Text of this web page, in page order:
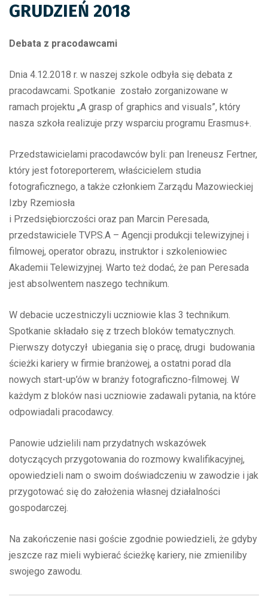
GRUDZIEŃ 2018
Debata z pracodawcami
Dnia 4.12.2018 r. w naszej szkole odbyła się debata z
pracodawcami. Spotkanie zostało zorganizowane w
ramach projektu „A grasp of graphics and visuals”, który
nasza szkoła realizuje przy wsparciu programu Erasmus+.
Przedstawicielami pracodawców byli: pan Ireneusz Fertner,
który jest fotoreporterem, właścicielem studia
fotograficznego, a także członkiem Zarządu Mazowieckiej
Izby Rzemiosła
i Przedsiębiorczości oraz pan Marcin Peresada,
przedstawiciele TVP.S.A – Agencji produkcji telewizyjnej i
filmowej, operator obrazu, instruktor i szkoleniowiec
Akademii Telewizyjnej. Warto też dodać, że pan Peresada
jest absolwentem naszego technikum.
W debacie uczestniczyli uczniowie klas 3 technikum.
Spotkanie składało się z trzech bloków tematycznych.
Pierwszy dotyczył ubiegania się o pracę, drugi budowania
ścieżki kariery w firmie branżowej, a ostatni porad dla
nowych start-up’ów w branży fotograficzno-filmowej. W
każdym z bloków nasi uczniowie zadawali pytania, na które
odpowiadali pracodawcy.
Panowie udzielili nam przydatnych wskazówek
dotyczących przygotowania do rozmowy kwalifikacyjnej,
opowiedzieli nam o swoim doświadczeniu w zawodzie i jak
przygotować się do założenia własnej działalności
gospodarczej.
Na zakończenie nasi goście zgodnie powiedzieli, że gdyby
jeszcze raz mieli wybierać ścieżkę kariery, nie zmieniliby
swojego zawodu.